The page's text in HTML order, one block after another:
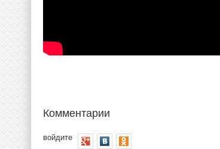
Комментарии
войдите